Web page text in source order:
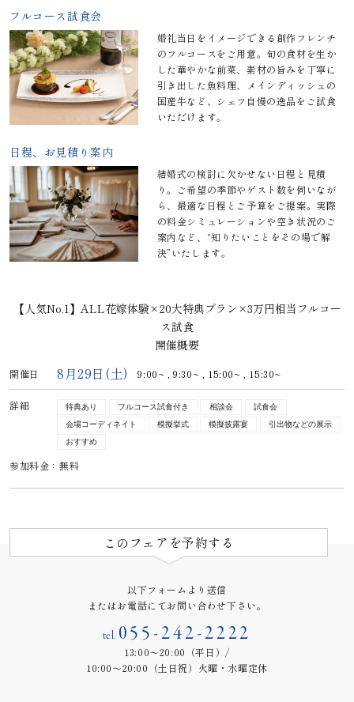
フルコース試食会
婚礼当日をイメージできる創作フレンチ
のフルコースをご用意。旬の食材を生か
した華やかな前菜、素材の旨みを丁寧に
引き出した魚料理、メインディッシュの
国産牛など、シェフ自慢の逸品をご試食
いただけます。
日程、お見積り案内
結婚式の検討に欠かせない日程と見積
り。ご希望の季節やゲスト数を伺いなが
ら、最適な日程とご予算をご提案。実際
の料金シミュレーションや空き状況のご
案内など、“知りたいことをその場で解
決”いたします。
【人気No.1】ALL花嫁体験×20大特典プラン×3万円相当フルコー
ス試食
開催概要
開催日 8月29日(土) 9:00~ , 9:30~ , 15:00~ , 15:30~
詳細 特典あり フルコース試食付き 相談会
試食会
会場コーディネイト
模擬挙式 模擬披露宴
引出物などの展示
おすすめ
参加料金：無料
このフェアを予約する
以下フォームより送信
またはお電話にてお問い合わせ下さい。
tel. 055-242-2222
13:00～20:00（平日）/
10:00～20:00（土日祝）火曜・水曜定休